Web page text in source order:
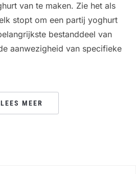
van te maken. Zie het als
stopt om een ​​partij yoghurt
bestanddeel van
aanwezigheid van specifieke
LEES MEER